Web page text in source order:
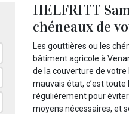
HELFRITT
chéneaux de
Les gouttières ou les
bâtiment agricole à
de la couverture de
mauvais état, c’est
régulièrement pour
moyens nécessaires, et